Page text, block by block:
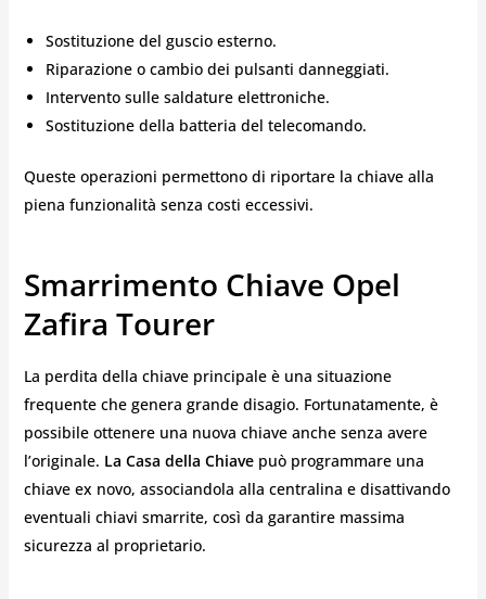
Sostituzione del guscio esterno.
Riparazione o cambio dei pulsanti danneggiati.
Intervento sulle saldature elettroniche.
Sostituzione della batteria del telecomando.
Queste operazioni permettono di riportare la chiave alla
piena funzionalità senza costi eccessivi.
Smarrimento Chiave Opel
Zafira Tourer
La perdita della chiave principale è una situazione
frequente che genera grande disagio. Fortunatamente, è
possibile ottenere una nuova chiave anche senza avere
l’originale. La Casa della Chiavepuò programmare una
chiave ex novo, associandola alla centralina e disattivando
eventuali chiavi smarrite, così da garantire massima
sicurezza al proprietario.